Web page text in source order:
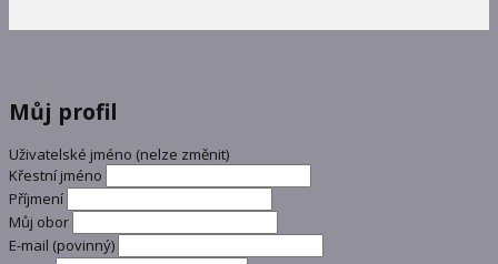
Můj profil
Uživatelské jméno (nelze změnit)
Křestní jméno
Příjmení
Můj obor
E-mail (povinný)